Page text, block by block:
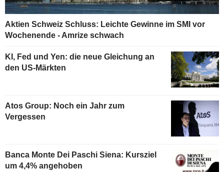
Aktien Schweiz Schluss: Leichte Gewinne im SMI vor
Wochenende - Amrize schwach
KI, Fed und Yen: die neue Gleichung an
den US-Märkten
Atos Group: Noch ein Jahr zum
Vergessen
Banca Monte Dei Paschi Siena: Kursziel
um 4,4% angehoben